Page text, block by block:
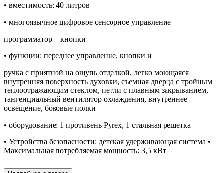
• вместимость: 40 литров
• многоязычное цифровое сенсорное управление
программатор + кнопки
• функции: переднее управление, кнопки и
ручка с приятной на ощупь отделкой, легко моющаяся
внутренняя поверхность духовки, съемная дверца с тройным
теплоотражающим стеклом, петли с плавным закрыванием,
тангенциальный вентилятор охлаждения, внутреннее
освещение, боковые полки
• оборудование: 1 противень Pyrex, 1 стальная решетка
• Устройства безопасности: детская удерживающая система •
Максимальная потребляемая мощность: 3,5 кВт